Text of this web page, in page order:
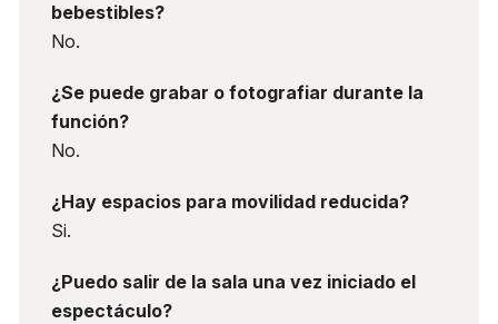
bebestibles?
No.
¿Se puede grabar o fotografiar durante la
función?
No.
¿Hay espacios para movilidad reducida?
Si.
¿Puedo salir de la sala una vez iniciado el
espectáculo?